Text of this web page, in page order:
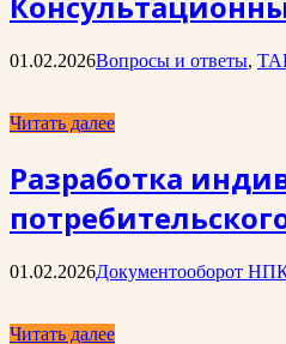
01.02.2026Вопросы и ответы,
Читать далее
Разработка
01.02.2026Документооборот
Читать далее